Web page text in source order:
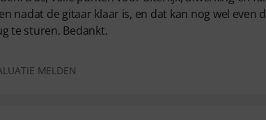
nadat de gitaar klaar is, en dat kan nog wel
te sturen. Bedankt.
MELDEN